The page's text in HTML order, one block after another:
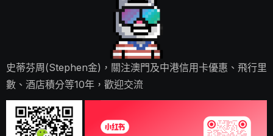
史蒂芬周(Stephen金)，關注澳門及中港信用卡優惠、飛行里
數、酒店積分等10年，歡迎交流